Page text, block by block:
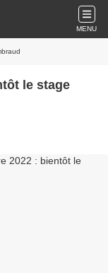
MENU
le stage